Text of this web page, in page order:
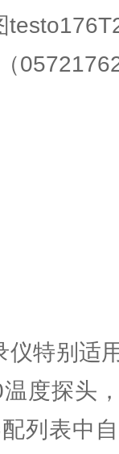
特别适
度探头
列表中